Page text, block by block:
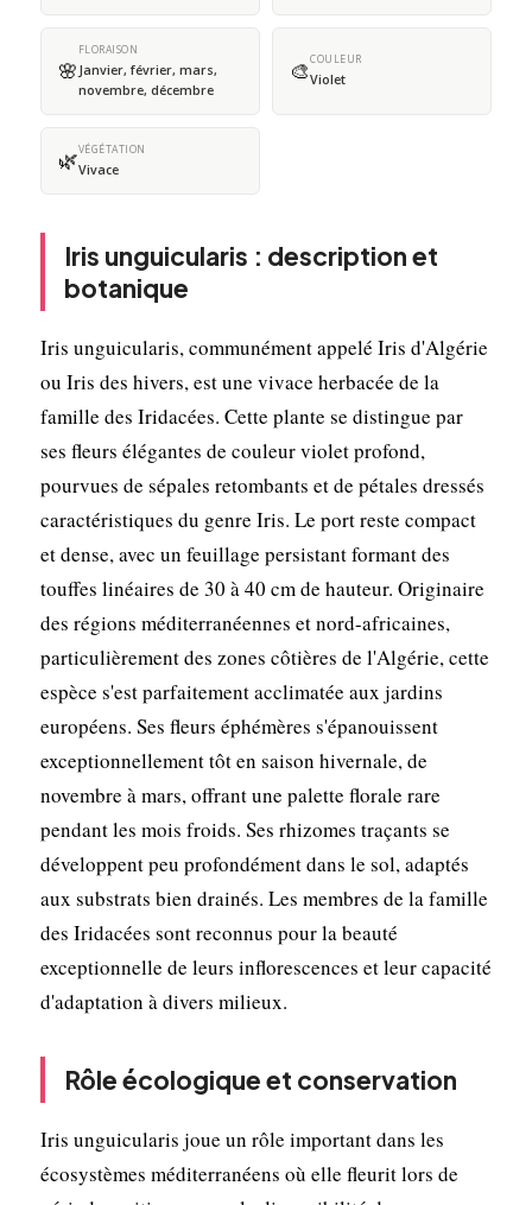
🌸
FLORAISON
Janvier, février, mars,
novembre, décembre
🎨COULEUR
Violet
🌿VÉGÉTATION
Vivace
Iris unguicularis : description et
botanique
Iris unguicularis, communément appelé Iris d'Algérie
ou Iris des hivers, est une vivace herbacée de la
famille des Iridacées. Cette plante se distingue par
ses fleurs élégantes de couleur violet profond,
pourvues de sépales retombants et de pétales dressés
caractéristiques du genre Iris. Le port reste compact
et dense, avec un feuillage persistant formant des
touffes linéaires de 30 à 40 cm de hauteur. Originaire
des régions méditerranéennes et nord-africaines,
particulièrement des zones côtières de l'Algérie, cette
espèce s'est parfaitement acclimatée aux jardins
européens. Ses fleurs éphémères s'épanouissent
exceptionnellement tôt en saison hivernale, de
novembre à mars, offrant une palette florale rare
pendant les mois froids. Ses rhizomes traçants se
développent peu profondément dans le sol, adaptés
aux substrats bien drainés. Les membres de la famille
des Iridacées sont reconnus pour la beauté
exceptionnelle de leurs inflorescences et leur capacité
d'adaptation à divers milieux.
Rôle écologique et conservation
Iris unguicularis joue un rôle important dans les
écosystèmes méditerranéens où elle fleurit lors de